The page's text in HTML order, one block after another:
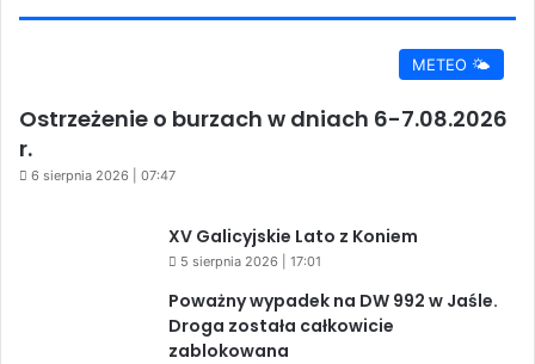
METEO 🌤️
Ostrzeżenie o burzach w dniach 6-7.08.2026
r.
6 sierpnia 2026 | 07:47
XV Galicyjskie Lato z Koniem
5 sierpnia 2026 | 17:01
Poważny wypadek na DW 992 w Jaśle.
Droga została całkowicie
zablokowana